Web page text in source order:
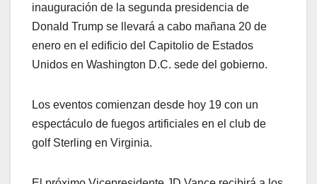
inauguración de la segunda presidencia de
Donald Trump se llevará a cabo mañana 20 de
enero en el edificio del Capitolio de Estados
Unidos en Washington D.C. sede del gobierno.
Los eventos comienzan desde hoy 19 con un
espectáculo de fuegos artificiales en el club de
golf Sterling en Virginia.